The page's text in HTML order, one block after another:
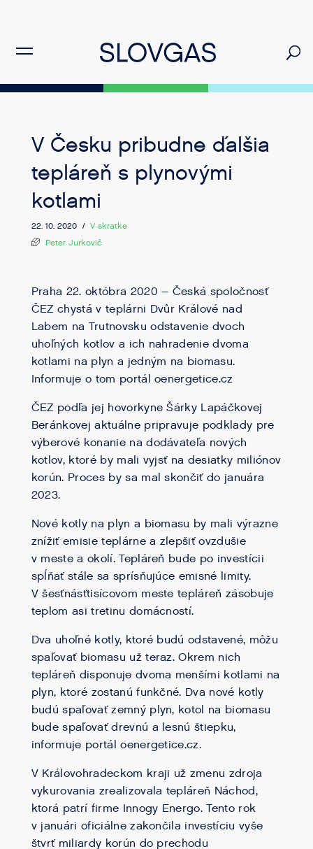
V Česku pribudne ďalšia
tepláreň s plynovými
kotlami
22. 10. 2020 / V skratke
Peter Jurkovič
Praha 22. októbra 2020 – Česká spoločnosť
ČEZ chystá v teplárni Dvůr Králové nad
Labem na Trutnovsku odstavenie dvoch
uhoľných kotlov a ich nahradenie dvoma
kotlami na plyn a jedným na biomasu.
Informuje o tom portál oenergetice.cz
ČEZ podľa jej hovorkyne Šárky Lapáčkovej
Beránkovej aktuálne pripravuje podklady pre
výberové konanie na dodávateľa nových
kotlov, ktoré by mali vyjsť na desiatky miliónov
korún. Proces by sa mal skončiť do januára
2023.
Nové kotly na plyn a biomasu by mali výrazne
znížiť emisie teplárne a zlepšiť ovzdušie
v meste a okolí. Tepláreň bude po investícii
spĺňať stále sa sprísňujúce emisné limity.
V šesťnásťtisícovom meste tepláreň zásobuje
teplom asi tretinu domácností.
Dva uhoľné kotly, ktoré budú odstavené, môžu
spaľovať biomasu už teraz. Okrem nich
tepláreň disponuje dvoma menšími kotlami na
plyn, ktoré zostanú funkčné. Dva nové kotly
budú spaľovať zemný plyn, kotol na biomasu
bude spaľovať drevnú a lesnú štiepku,
informuje portál oenergetice.cz.
V Královohradeckom kraji už zmenu zdroja
vykurovania zrealizovala tepláreň Náchod,
ktorá patrí firme Innogy Energo. Tento rok
v januári oficiálne zakončila investíciu vyše
štvrť miliardy korún do prechodu